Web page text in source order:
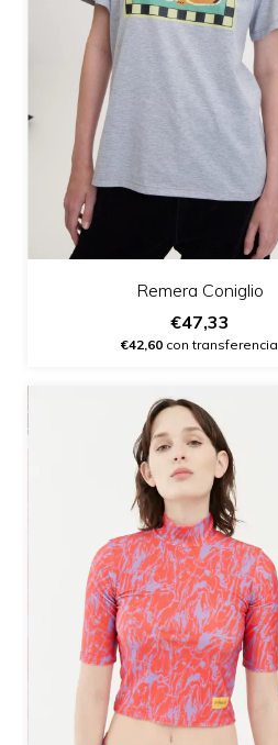
Remera Coniglio
€47,33
€42,60 con transferencia